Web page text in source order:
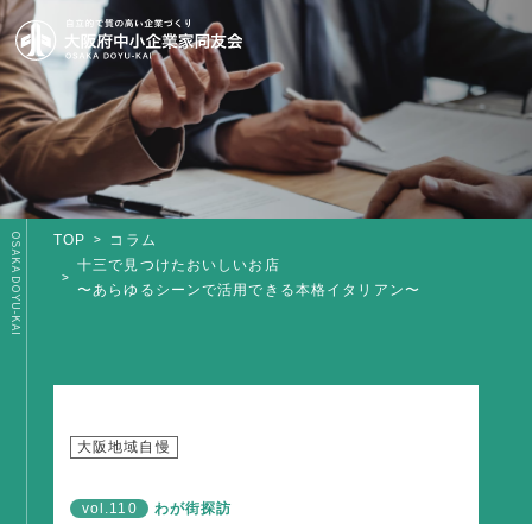
TOP
コラム
十三で見つけたおいしいお店
〜あらゆるシーンで活用できる本格イタリアン〜
OSAKA DOYU-KAI
大阪地域自慢
vol.110 わが街探訪